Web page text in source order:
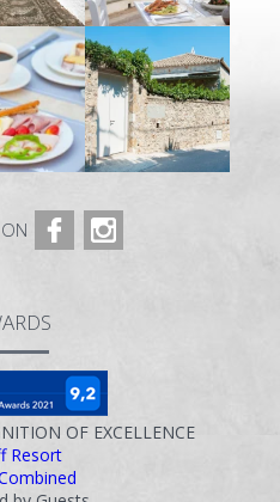
OF EXCELLENCE
Resort